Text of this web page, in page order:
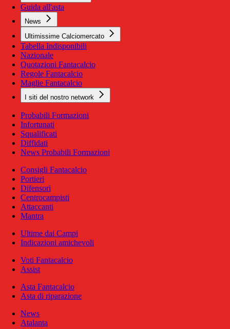
Guida all'asta
News
Ultimissime Calciomercato
Tabella Indisponibili
Nazionale
Quotazioni Fantacalcio
Regole Fantacalcio
Maglie Fantacalcio
I siti del nostro network
Probabili Formazioni
Infortunati
Squalificati
Diffidati
News Probabili Formazioni
Consigli Fantacalcio
Portieri
Difensori
Centrocampisti
Attaccanti
Mantra
Ultime dai Campi
Indicazioni amichevoli
Voti Fantacalcio
Assist
Asta Fantacalcio
Asta di riparazione
News
Atalanta